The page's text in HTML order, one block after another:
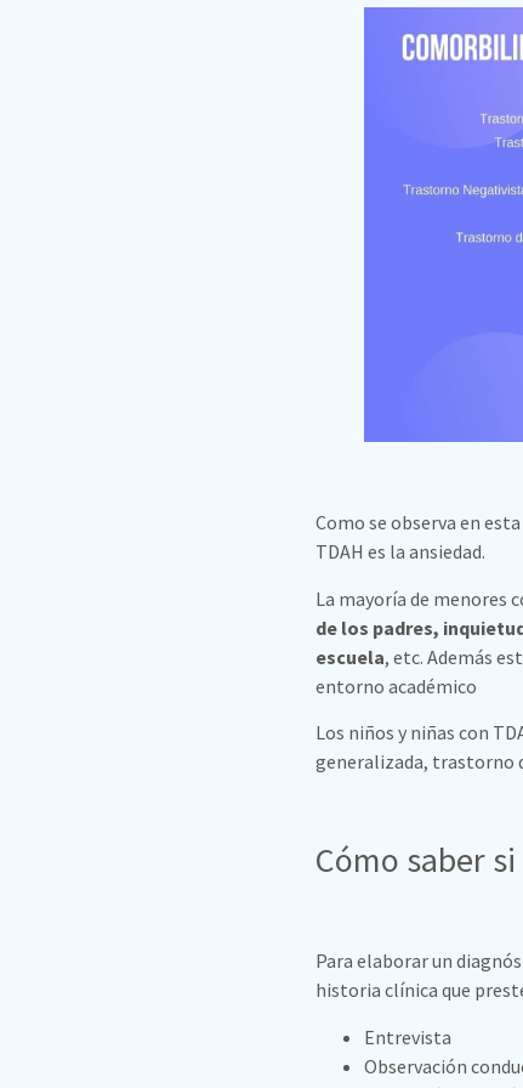
Como se observa en
TDAH es la ansiedad.
La mayoría de menores
de los padres,
escuela, etc. Además
entorno académico
Los niños y niñas con
generalizada, trastorno
Cómo saber
Para elaborar un
historia clínica que
Entrevista
Observación